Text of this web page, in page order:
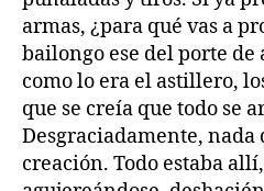
armas, ¿para qué vas a
bailongo ese del porte de
como lo era el astillero,
que se creía que todo se
Desgraciadamente, nada
creación. Todo estaba